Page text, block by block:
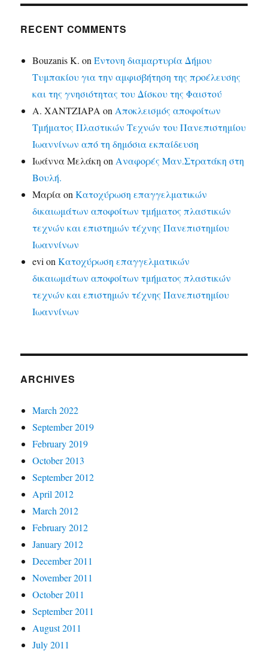
RECENT COMMENTS
Bouzanis K. onΈντονη διαμαρτυρία Δήμου
Τυμπακίου για την αμφισβήτηση της προέλευσης
και της γνησιότητας του Δίσκου της Φαιστού
Α. ΧΑΝΤΖΙΑΡΑ on Αποκλεισμός αποφοίτων
Τμήματος Πλαστικών Τεχνών του Πανεπιστημίου
Ιωαννίνων από τη δημόσια εκπαίδευση
Ιωάννα Μελάκη on Αναφορές Μαν.Στρατάκη στη
Βουλή.
ΜαρίαonΚατοχύρωση επαγγελματικών
δικαιωμάτων αποφοίτων τμήματος πλαστικών
τεχνών και επιστημών τέχνης Πανεπιστημίου
Ιωαννίνων
evi onΚατοχύρωση επαγγελματικών
δικαιωμάτων αποφοίτων τμήματος πλαστικών
τεχνών και επιστημών τέχνης Πανεπιστημίου
Ιωαννίνων
ARCHIVES
March 2022
September 2019
February 2019
October 2013
September 2012
April 2012
March 2012
February 2012
January 2012
December 2011
November 2011
October 2011
September 2011
August 2011
July 2011